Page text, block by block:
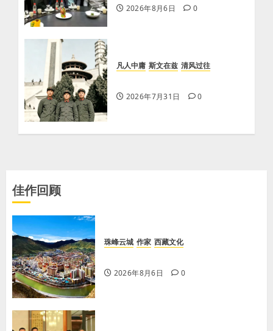
2026年8月6日 0
凡人中庸 斯文在兹 清风过往
2026年7月31日 0
佳作回顾
珠峰云城 作家 西藏文化
2026年8月6日 0